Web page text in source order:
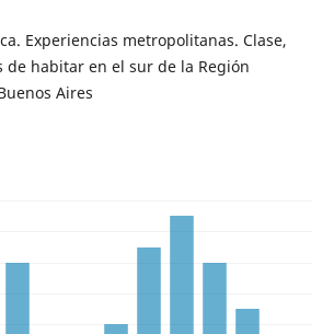
Experiencias metropolitanas. Clase,
de habitar en el sur de la Región
Aires